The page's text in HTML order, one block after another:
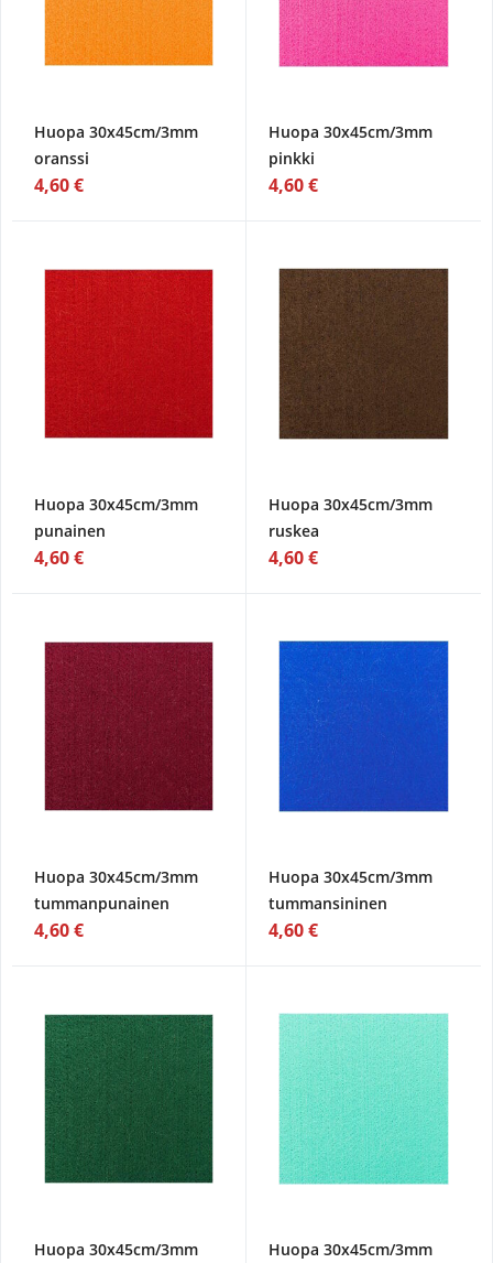
Huopa 30x45cm/3mm
oranssi
4,60 €
Huopa 30x45cm/3mm
pinkki
4,60 €
Huopa 30x45cm/3mm
punainen
4,60 €
Huopa 30x45cm/3mm
ruskea
4,60 €
Huopa 30x45cm/3mm
tummanpunainen
4,60 €
Huopa 30x45cm/3mm
tummansininen
4,60 €
Huopa 30x45cm/3mm
Huopa 30x45cm/3mm